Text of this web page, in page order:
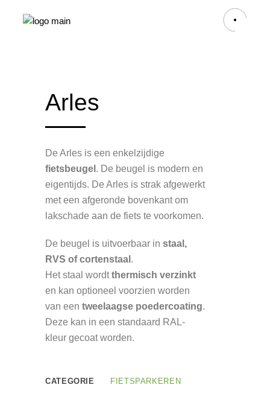
Arles
De Arles is een enkelzijdige
fietsbeugel . De beugel is modern en
eigentijds. De Arles is strak afgewerkt
met een afgeronde bovenkant om
lakschade aan de fiets te voorkomen.
De beugel is uitvoerbaar in staal,
RVS of cortenstaal .
Het staal wordtthermisch verzinkt
en kan optioneel voorzien worden
van een tweelaagse poedercoating.
Deze kan in een standaard RAL-
kleur gecoat worden.
CATEGORIE FIETSPARKEREN